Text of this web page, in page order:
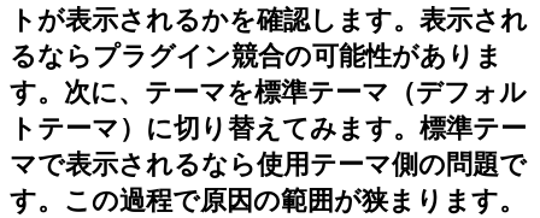
トが表示されるかを確認します。表示され
るならプラグイン競合の可能性がありま
す。次に、テーマを標準テーマ（デフォル
トテーマ）に切り替えてみます。標準テー
マで表示されるなら使用テーマ側の問題で
す。この過程で原因の範囲が狭まります。